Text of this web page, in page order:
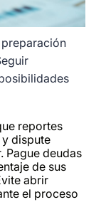
reportes
dispute
Pague deudas
de sus
abrir
el proceso